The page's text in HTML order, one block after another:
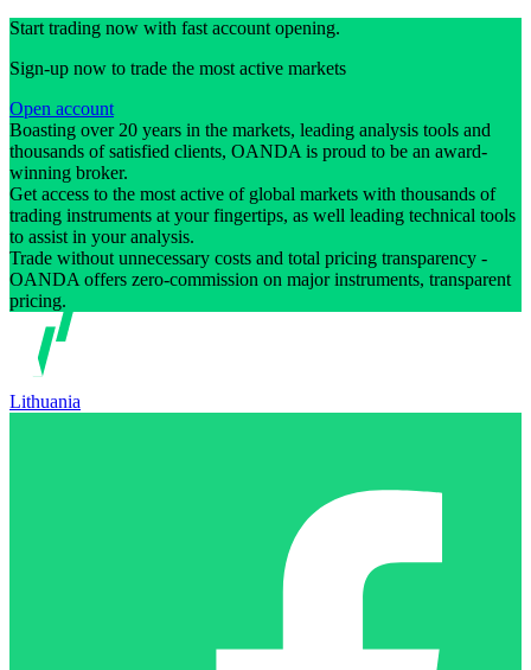
Start trading now with fast account opening.
Sign-up now to trade the most active markets
Open account
Boasting over 20 years in the markets, leading analysis tools and
thousands of satisfied clients, OANDA is proud to be an award-
winning broker.
Get access to the most active of global markets with thousands of
trading instruments at your fingertips, as well leading technical tools
to assist in your analysis.
Trade without unnecessary costs and total pricing transparency -
OANDA offers zero-commission on major instruments, transparent
pricing.
Lithuania